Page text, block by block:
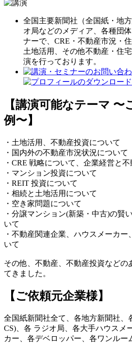
全国主要新聞社（全国紙・地
オ局などのメディア、各種団
ナーで、CRE・不動産市況・
土地活用、その他不動産・住
演を行っております。
【講演可能なテーマ 〜
例〜】
・土地活用、不動産投資について
・国内外の不動産市況状況について
・CRE 戦略について、企業経営と
・マンション投資について
・REIT 投資について
・相続と土地活用について
・空き家問題について
・分譲マンション(新築・中古)の賢
いて
・不動産関連企業、ハウスメーカ
いて
その他、不動産、不動産投資などの
てきました。
【ご依頼元企業様】
全国紙新聞社全て、各地方新聞社、
CS)、各 ラジオ局、各大手ハウスメ
カー、各デベロッパー、各ワンルー